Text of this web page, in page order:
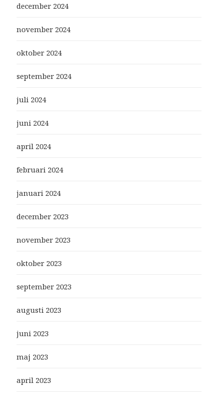
december 2024
november 2024
oktober 2024
september 2024
juli 2024
juni 2024
april 2024
februari 2024
januari 2024
december 2023
november 2023
oktober 2023
september 2023
augusti 2023
juni 2023
maj 2023
april 2023